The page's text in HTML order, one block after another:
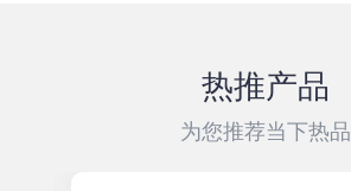
热推产品
为您推荐当下热品